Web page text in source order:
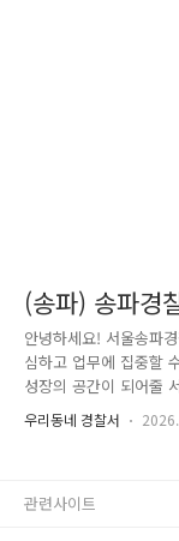
(송파) 송파경
육아 부담을
안녕하세요! 서울송파
심하고 업무에 집중할
성장의 공간이 되어줄
니다. 가정친화적인 근
식과 현장을 함께 소개
길 5규모: 연면적
우리동네 경찰서
관련사이트